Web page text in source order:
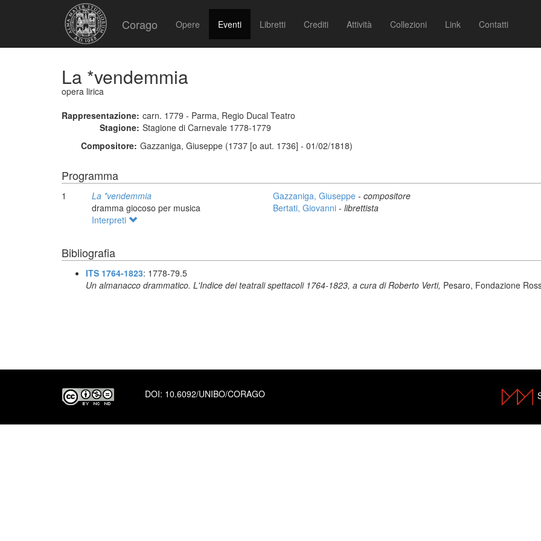
Corago Opere Eventi Libretti Crediti Attività Collezioni Link Contatti
La *vendemmia
opera lirica
Rappresentazione: carn. 1779 - Parma, Regio Ducal Teatro
Stagione: Stagione di Carnevale 1778-1779
Compositore: Gazzaniga, Giuseppe (1737 [o aut. 1736] - 01/02/1818)
Programma
1
La *vendemmia
dramma giocoso per musica
Gazzaniga, Giuseppe - compositore
Bertati, Giovanni - librettista
Interpreti
Bibliografia
ITS 1764-1823: 1778-79.5
Un almanacco drammatico. L'Indice dei teatrali spettacoli 1764-1823, a cura di Roberto Verti, Pesaro, Fondazione
DOI: 10.6092/UNIBO/CORAGO